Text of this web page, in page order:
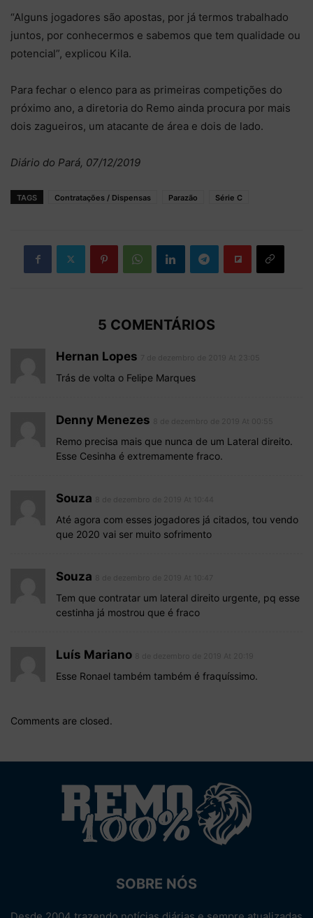
“Alguns jogadores são apostas, por já termos trabalhado
juntos, por conhecermos e sabemos que tem qualidade ou
potencial”, explicou Kila.
Para fechar o elenco para as primeiras competições do
próximo ano, a diretoria do Remo ainda procura por mais
dois zagueiros, um atacante de área e dois de lado.
Diário do Pará, 07/12/2019
TAGS Contratações / Dispensas Parazão Série C
5 COMENTÁRIOS
Hernan Lopes
Trás de volta o Felipe Marques
Denny Menezes
Remo precisa mais que nunca de um Lateral direito.
Esse Cesinha é extremamente fraco.
Souza
Até agora com esses jogadores já citados, tou vendo
que 2020 vai ser muito sofrimento
Souza
Tem que contratar um lateral direito urgente, pq esse
cestinha já mostrou que é fraco
Luís Mariano
Esse Ronael também também é fraquíssimo.
Comments are closed.
SOBRE NÓS